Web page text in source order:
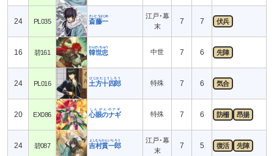
24 PL035 斎藤一
さいとうはじめ
江戸･幕
末
7 7 伏兵
16 碧161 韓世忠
かんせいちゅう
中世 7 6 先陣
24 PL016 土方十四郎
ひじかたとうしろう
特殊 7 6 気合
20 EX086 心眼のナギ
しんがんのナギ
特殊 7 6 防柵 昂揚
24 碧087 吉村貫一郎
よしむらかんいちろう
江戸･幕
末
7 5 復活 先陣